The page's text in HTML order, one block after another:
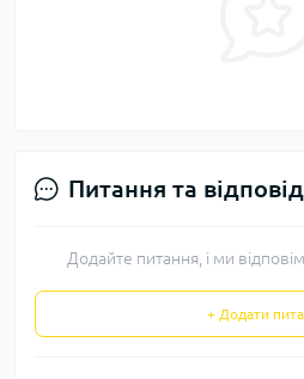
Питання та
Додайте питання, і ми
+ Додати